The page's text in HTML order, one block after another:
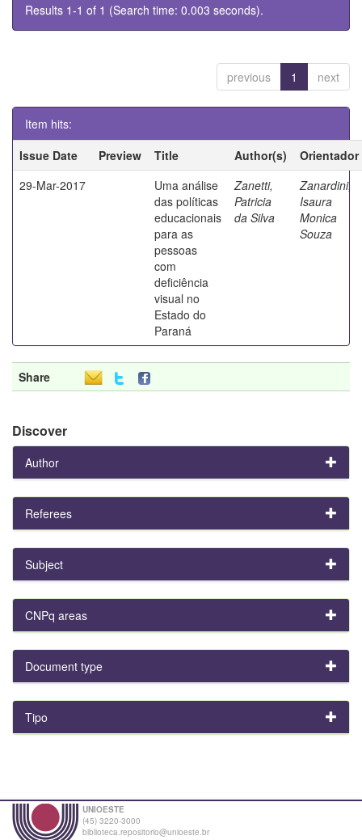
Results 1-1 of 1 (Search time: 0.003 seconds).
previous 1 next
Item hits:
Issue Date
Preview Title Author(s)
Orientador
29-Mar-2017
Uma análise
das políticas
educacionais
para as
pessoas
com
deficiência
visual no
Estado do
Paraná
Zanetti,
Patricia
da Silva
Zanardini,
Isaura
Monica
Souza
Share
Discover
Author
Referees
Subject
CNPq areas
Document type
Tipo
UNIOESTE
(45) 3220-3000
biblioteca.repositorio@unioeste.br